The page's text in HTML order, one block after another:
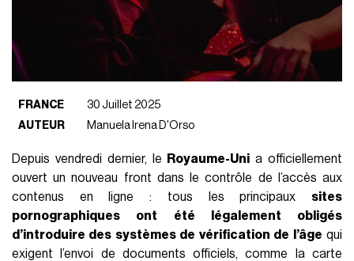
FRANCE
30 Juillet 2025
AUTEUR
Manuela Irena D'Orso
Depuis vendredi dernier, le Royaume-Uni a officiellement
ouvert un nouveau front dans le contrôle de l’accès aux
contenus en ligne : tous les principaux sites
pornographiques ont été légalement obligés
d’introduire des systèmes de vérification de l’âge qui
exigent l’envoi de documents officiels, comme la carte